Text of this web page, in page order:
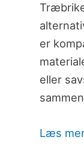
er
eller
Læs